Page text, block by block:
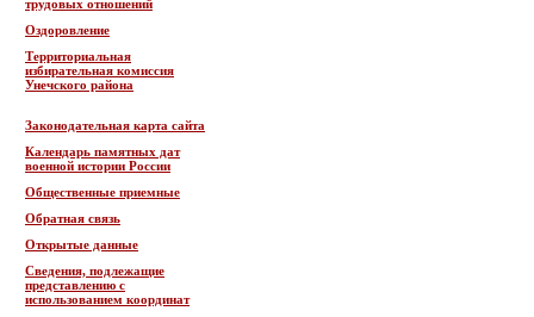
трудовых отношений
Оздоровление
Территориальная
избирательная комиссия
Унечского района
Законодательная карта сайта
Календарь памятных дат
военной истории России
Общественные приемные
Обратная связь
Открытые данные
Сведения, подлежащие
представлению с
использованием координат